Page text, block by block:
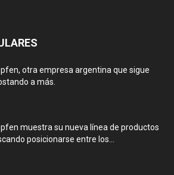
otra empresa argentina que sigue
a más.
muestra su nueva línea de productos
posicionarse entre los...